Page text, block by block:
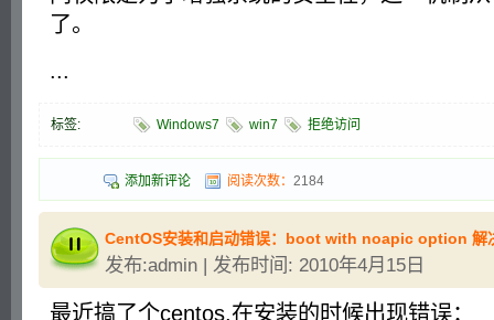
了。
...
标签: Windows7 win7 拒绝访问
添加新评论 阅读次数： 2184
CentOS安装和启动错误：boot with noapic option 解
发布:admin | 发布时间: 2010年4月15日
最近搞了个centos,在安装的时候出现错误：